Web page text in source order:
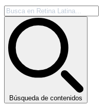
Búsqueda de contenidos